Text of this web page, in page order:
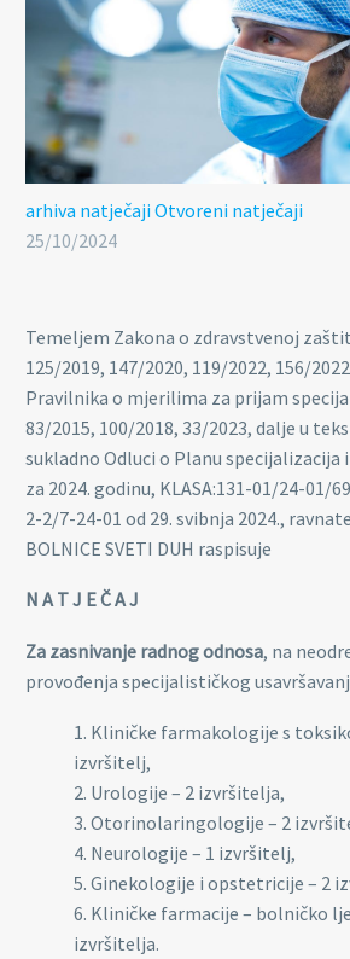
arhiva natječajiOtvoreni natječaji
25/10/2024
Temeljem Zakona o zdravstvenoj
125/2019, 147/2020, 119/2022, 156/
Pravilnika o mjerilima za prijam
83/2015, 100/2018, 33/2023, dalje u
sukladno Odluci o Planu specijalizacija
za 2024. godinu, KLASA:131-01/24-01/
2-2/7-24-01 od 29. svibnja 2024.,
BOLNICE SVETI DUH raspisuje
N A T J E Č A J
Za zasnivanje radnog odnosa, na
provođenja specijalističkog
1. Kliničke farmakologije s
izvršitelj,
2. Urologije – 2 izvršitelja,
3. Otorinolaringologije – 2
4. Neurologije – 1 izvršitelj,
5. Ginekologije i opstetricije – 2
6. Kliničke farmacije – bolničko
izvršitelja.